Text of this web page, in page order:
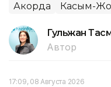
Акорда Касым-
Гульжан
Автор
17:09, 08 Августа 2026